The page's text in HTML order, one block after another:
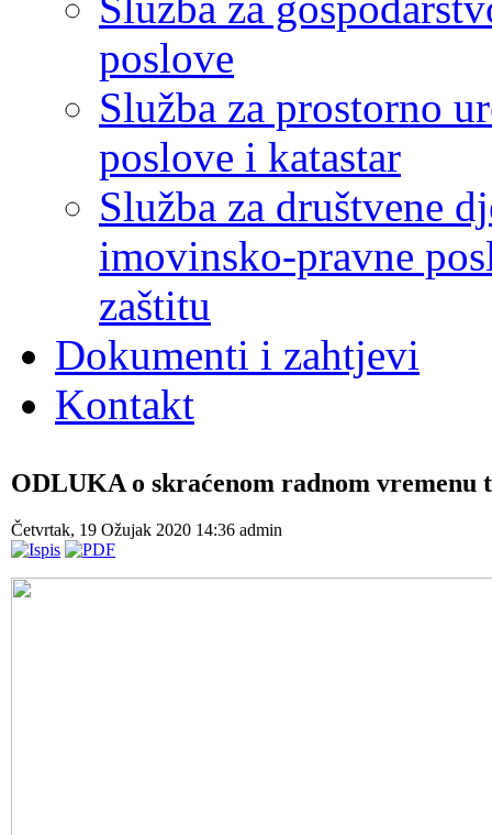
poslove
Služba za prostorno
poslove i katastar
Služba za društvene
imovinsko-pravne
zaštitu
Dokumenti i zahtjevi
Kontakt
ODLUKA o skraćenom radnom vremenu
Četvrtak, 19 Ožujak 2020 14:36 admin